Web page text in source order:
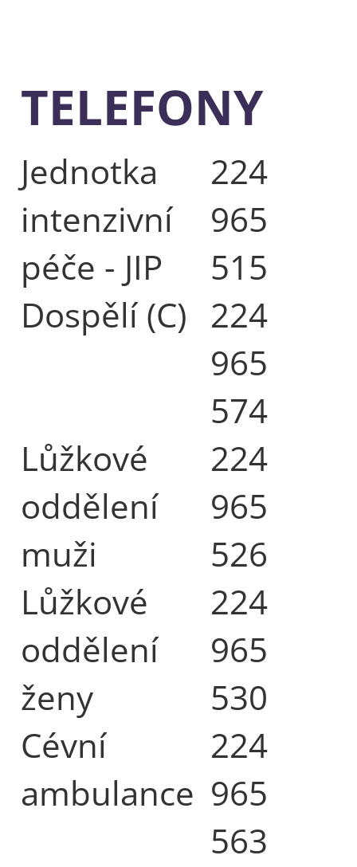
TELEFONY
Jednotka
intenzivní
péče - JIP
224
965
515
Dospělí (C) 224
965
574
Lůžkové
oddělení
muži
224
965
526
Lůžkové
oddělení
ženy
224
965
530
Cévní
ambulance
224
965
563